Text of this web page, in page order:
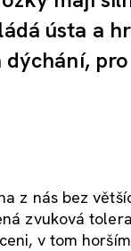
ústa a
z nás bez
zvuková
v tom